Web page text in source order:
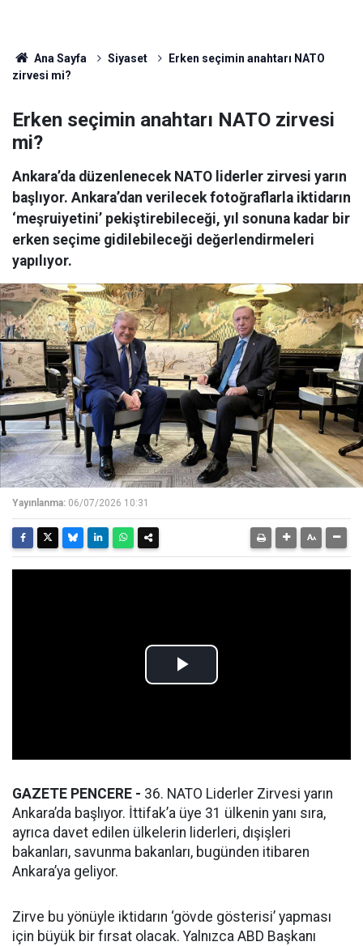
Ana Sayfa Siyaset
Erken seçimin anahtarı NATO
zirvesi mi?
Erken seçimin anahtarı NATO zirvesi
mi?
Ankara’da düzenlenecek NATO liderler zirvesi yarın
başlıyor. Ankara’dan verilecek fotoğraflarla iktidarın
‘meşruiyetini’ pekiştirebileceği, yıl sonuna kadar bir
erken seçime gidilebileceği değerlendirmeleri
yapılıyor.
Yayınlanma: 06/07/2026 10:31
GAZETE PENCERE - 36. NATO Liderler Zirvesi yarın
Ankara’da başlıyor. İttifak’a üye 31 ülkenin yanı sıra,
ayrıca davet edilen ülkelerin liderleri, dışişleri
bakanları, savunma bakanları, bugünden itibaren
Ankara’ya geliyor.
Zirve bu yönüyle iktidarın ‘gövde gösterisi’ yapması
için büyük bir fırsat olacak. Yalnızca ABD Başkanı